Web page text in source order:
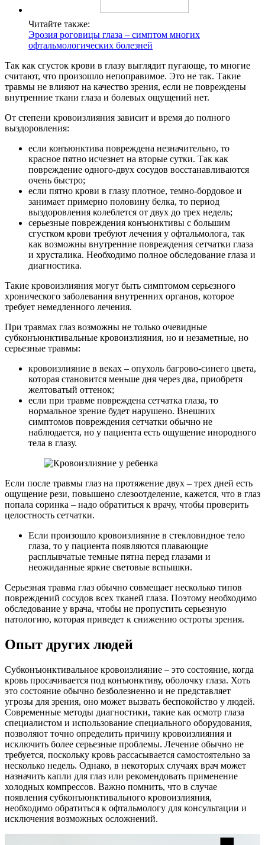
Читайте также:
Эрозия роговицы глаза – симптом многих
офтальмологических болезней
Так как сгусток крови в глазу выглядит пугающе, то многие
считают, что произошло непоправимое. Это не так. Такие
травмы не влияют на качество зрения, если не повреждены
внутренние ткани глаза и болевых ощущений нет.
От степени кровоизлияния зависит и время до полного
выздоровления:
если конъюнктива повреждена незначительно, то
красное пятно исчезнет на вторые сутки. Так как
повреждение одного-двух сосудов восстанавливаются
очень быстро;
если пятно крови в глазу плотное, темно-бордовое и
занимает примерно половину белка, то период
выздоровления колеблется от двух до трех недель;
серьезные повреждения конъюнктивы с большим
сгустком крови требуют лечения у офтальмолога, так
как возможны внутренние повреждения сетчатки глаза
и хрусталика. Необходимо полное обследование глаза и
диагностика.
Такие кровоизлияния могут быть симптомом серьезного
хронического заболевания внутренних органов, которое
требует немедленного лечения.
При травмах глаз возможны не только очевидные
субконъюнктивальные кровоизлияния, но и незаметные, но
серьезные травмы:
кровоизлияние в веках – опухоль багрово-синего цвета,
которая становится меньше дня через два, приобретя
желтоватый оттенок;
если при травме повреждена сетчатка глаза, то
нормальное зрение будет нарушено. Внешних
симптомов повреждения сетчатки обычно не
наблюдается, но у пациента есть ощущение инородного
тела в глазу.
Если после травмы глаз на протяжение двух – трех дней есть
ощущение рези, повышено слезоотделение, кажется, что в глаз
попала соринка – надо обратиться к врачу, чтобы проверить
целостность сетчатки.
Если произошло кровоизлияние в стекловидное тело
глаза, то у пациента появляются плавающие
расплывчатые темные пятна перед глазами и
неожиданные яркие световые вспышки.
Серьезная травма глаз обычно совмещает несколько типов
повреждений сосудов всех тканей глаза. Поэтому необходимо
обследование у врача, чтобы не пропустить серьезную
патологию, которая приведет к снижению остроты зрения.
Опыт других людей
Субконъюнктивальное кровоизлияние – это состояние, когда
кровь просачивается под конъюнктиву, оболочку глаза. Хоть
это состояние обычно безболезненно и не представляет
угрозы для зрения, оно может вызвать беспокойство у людей.
Современные методы диагностики, такие как осмотр глаза
специалистом и использование специального оборудования,
позволяют точно определить причину кровоизлияния и
исключить более серьезные проблемы. Лечение обычно не
требуется, поскольку кровь рассасывается самостоятельно за
несколько недель. Однако, в некоторых случаях врач может
назначить капли для глаз или рекомендовать применение
холодных компрессов. Важно помнить, что в случае
появления субконъюнктивального кровоизлияния,
необходимо обратиться к офтальмологу для консультации и
исключения возможных осложнений.